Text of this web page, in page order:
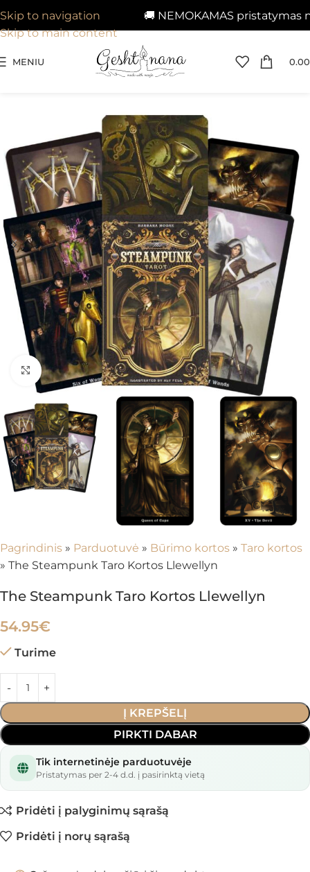
🚚 NEMOKAMAS pristatymas
Skip to navigation
Skip to main content
MENIU 0.00
Spustelėkite, kad padidintumėte
Pagrindinis » Parduotuvė » Būrimo kortos » Taro kortos
» The Steampunk Taro Kortos Llewellyn
The Steampunk Taro Kortos Llewellyn
54.95€
Turime
Į KREPŠELĮ
PIRKTI DABAR
Tik internetinėje parduotuvėje
Pristatymas per 2-4 d.d. į pasirinktą vietą
Pridėti į palyginimų sąrašą
Pridėti į norų sąrašą